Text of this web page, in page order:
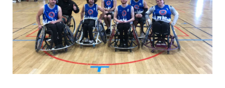
le
maintien
s’intensifie